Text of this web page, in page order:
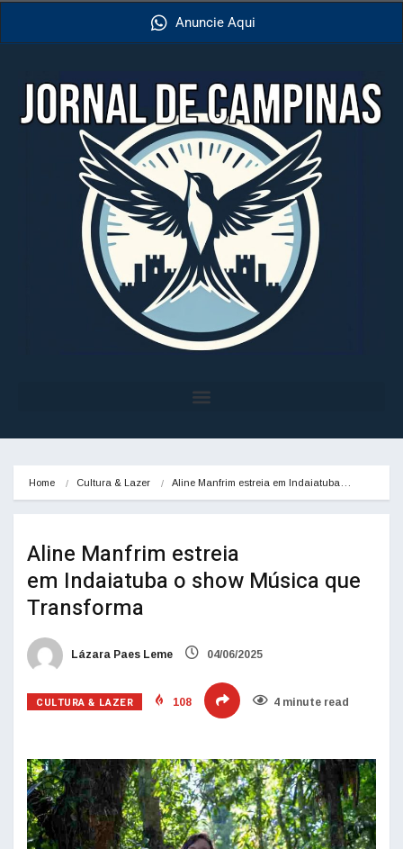
Anuncie Aqui
Home Cultura & Lazer Aline Manfrim estreia em Indaiatuba…
Aline Manfrim estreia
em Indaiatuba o show Música que
Transforma
Lázara Paes Leme 04/06/2025
CULTURA & LAZER 108 4 minute read